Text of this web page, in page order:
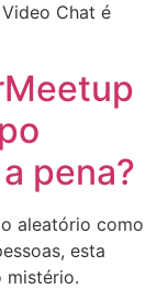
Chat é
pena?
aleatório como
esta
mistério.